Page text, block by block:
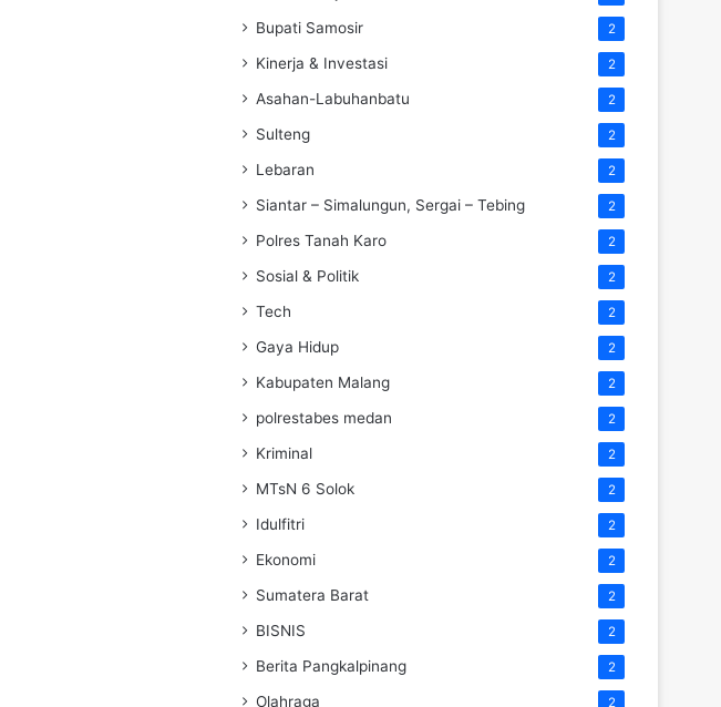
Bupati Samosir 2
Kinerja & Investasi 2
Asahan-Labuhanbatu 2
Sulteng 2
Lebaran 2
Siantar – Simalungun, Sergai – Tebing 2
Polres Tanah Karo 2
Sosial & Politik 2
Tech 2
Gaya Hidup 2
Kabupaten Malang 2
polrestabes medan 2
Kriminal 2
MTsN 6 Solok 2
Idulfitri 2
Ekonomi 2
Sumatera Barat 2
BISNIS 2
Berita Pangkalpinang 2
Olahraga 2